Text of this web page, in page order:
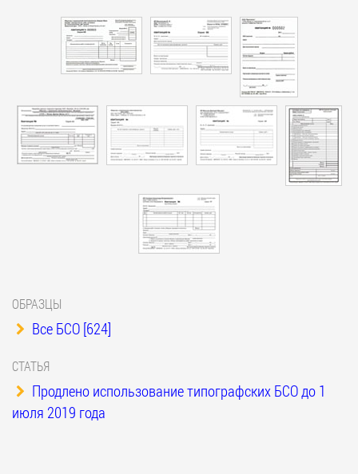
ОБРАЗЦЫ
Все БСО [624]
СТАТЬЯ
Продлено использование типографских БСО до 1
июля 2019 года